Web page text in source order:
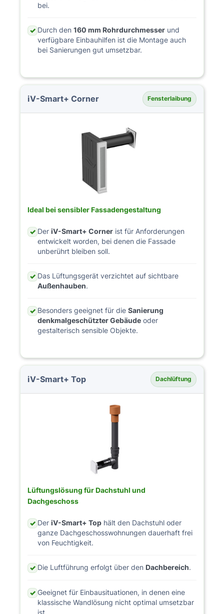
bei.
✓ Durch den 160 mm Rohrdurchmesser und
verfügbare Einbauhilfen ist die Montage auch
bei Sanierungen gut umsetzbar.
iV-Smart+ Corner Fensterlaibung
Ideal bei sensibler Fassadengestaltung
✓ Der iV-Smart+ Corner ist für Anforderungen
entwickelt worden, bei denen die Fassade
unberührt bleiben soll.
✓ Das Lüftungsgerät verzichtet auf sichtbare
Außenhauben.
✓ Besonders geeignet für die Sanierung
denkmalgeschützter Gebäude oder
gestalterisch sensible Objekte.
iV-Smart+ Top Dachlüftung
Lüftungslösung für Dachstuhl und
Dachgeschoss
✓ Der iV-Smart+ Top hält den Dachstuhl oder
ganze Dachgeschosswohnungen dauerhaft frei
von Feuchtigkeit.
✓ Die Luftführung erfolgt über den Dachbereich.
✓ Geeignet für Einbausituationen, in denen eine
klassische Wandlösung nicht optimal umsetzbar
ist.